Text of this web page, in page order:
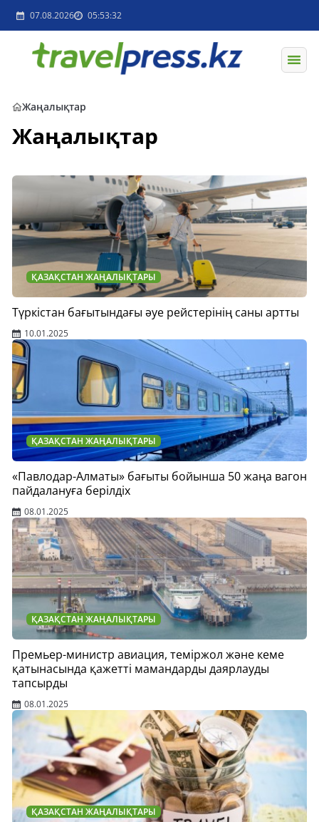
07.08.2026 05:53:32
Жаңалықтар
Жаңалықтар
ҚАЗАҚСТАН ЖАҢАЛЫҚТАРЫ
Түркістан бағытындағы әуе рейстерінің саны артты
10.01.2025
ҚАЗАҚСТАН ЖАҢАЛЫҚТАРЫ
«Павлодар-Алматы» бағыты бойынша 50 жаңа вагон
пайдалануға берілдіх
08.01.2025
ҚАЗАҚСТАН ЖАҢАЛЫҚТАРЫ
Премьер-министр авиация, теміржол және кеме
қатынасында қажетті мамандарды даярлауды
тапсырды
08.01.2025
ҚАЗАҚСТАН ЖАҢАЛЫҚТАРЫ